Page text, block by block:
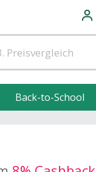
Back-to-School